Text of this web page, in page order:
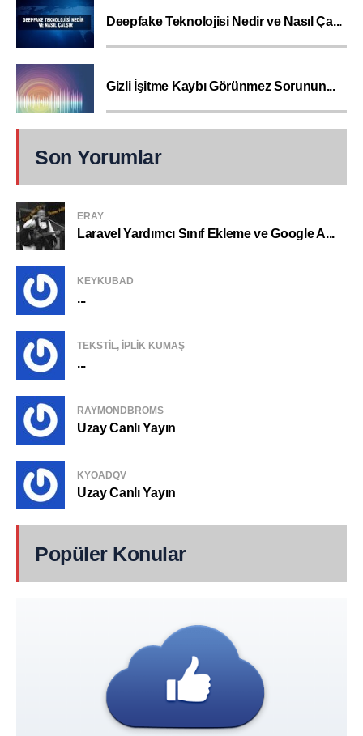
Deepfake Teknolojisi Nedir ve Nasıl Ça...
Gizli İşitme Kaybı Görünmez Sorunun...
Son Yorumlar
ERAY
Laravel Yardımcı Sınıf Ekleme ve Google A...
KEYKUBAD
...
TEKSTIL, IPLIK KUMAŞ
...
RAYMONDBROMS
Uzay Canlı Yayın
KYOADQV
Uzay Canlı Yayın
Popüler Konular